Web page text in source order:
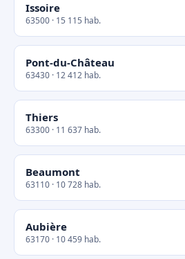
Issoire
63500 · 15 115 hab.
Pont-du-Château
63430 · 12 412 hab.
Thiers
63300 · 11 637 hab.
Beaumont
63110 · 10 728 hab.
Aubière
63170 · 10 459 hab.